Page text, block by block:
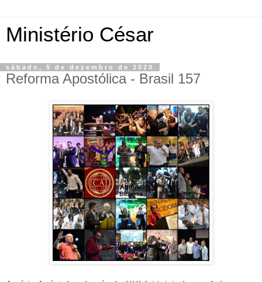
Ministério César
sábado, 5 de dezembro de 2020
Reforma Apostólica - Brasil 157